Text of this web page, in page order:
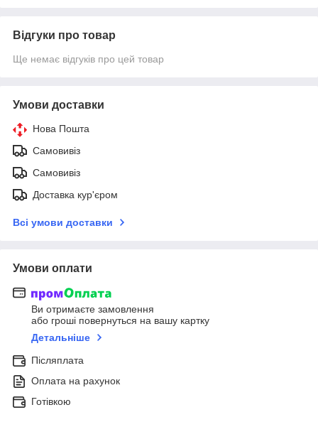
Відгуки про товар
Ще немає відгуків про цей товар
Умови доставки
Нова Пошта
Самовивіз
Самовивіз
Доставка кур'єром
Всі умови доставки
Умови оплати
Ви отримаєте замовлення
або гроші повернуться на вашу картку
Детальніше
Післяплата
Оплата на рахунок
Готівкою